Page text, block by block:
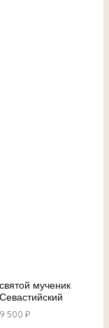
мученик
9 500 ₽